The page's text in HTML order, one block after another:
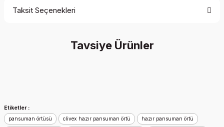
Bence denemelisiniz
Soru Sor
Taksit Seçenekleri
Tavsiye Ürünler
Etiketler :
pansuman örtüsü
clivex hazır pansuman örtü hazır pansuman örtü